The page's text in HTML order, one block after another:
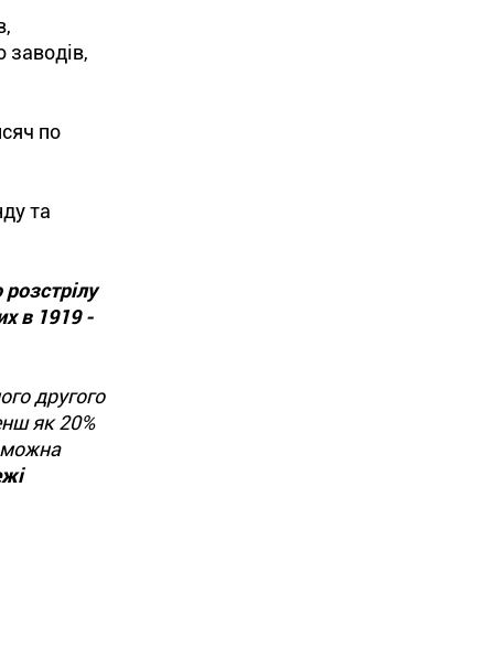
заводів,
по
та
в 1919 -
другого
як 20%
можна